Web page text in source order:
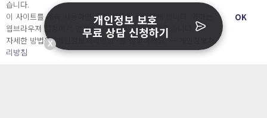
Developers
습니다.
이 사이트를 계속 사용하면 쿠키 사용에 동의하게 됩니다. 귀하는
웹브라우져 설정에서 언제든지 쿠키를 삭제 할 수있습니다.
자세한 방법은 “개인정보처리방침” 을 참고하세요. →
리방침
OK
X
개인정보 보호
무료 상담 신청하기